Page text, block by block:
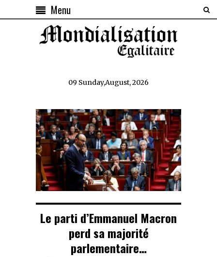
Menu
09 Sunday,August, 2026
Le parti d’Emmanuel Macron
perd sa majorité
parlementaire…